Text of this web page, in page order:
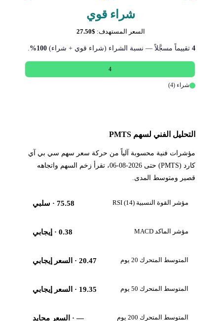
شراء قوي
السعر المستهدف: $27.50
4تقييماً مسجَّلاً — نسبة الشراء (شراء قوي + شراء) 100%
.
4
شراء (4)
التحليل الفني لسهم PMTS
مؤشرات فنية محسوبة آلياً من حركة سعر سهم سي بي آي
كارد (PMTS) حتى 2026-08-06، تقرأ زخم السهم واتجاهه
قصير ومتوسط المدى.
مؤشر القوة النسبية RSI (14) 75.58· سلبي
مؤشر الماكد MACD 0.38· إيجابي
المتوسط المتحرك 20 يوم 20.47· السعر إيجابي
المتوسط المتحرك 50 يوم 19.35· السعر إيجابي
المتوسط المتحرك 200 يوم —· السعر محايد